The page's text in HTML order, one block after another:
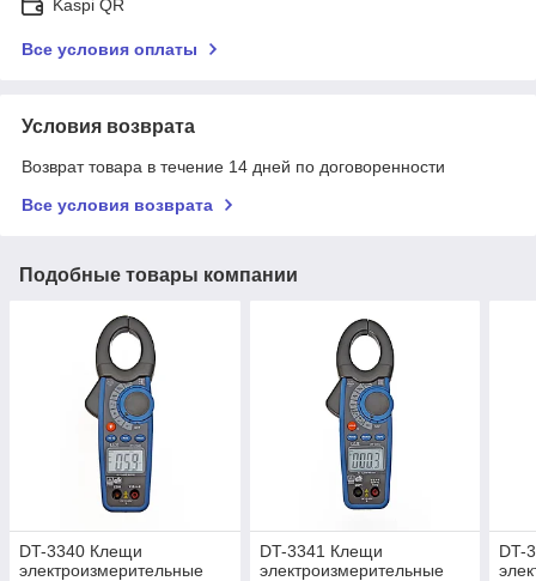
Kaspi QR
Все условия оплаты
Условия возврата
Возврат товара в течение 14 дней по договоренности
Все условия возврата
Подобные товары компании
DT-3340 Клещи
электроизмерительные
DT-3341 Клещи
электроизмерительные
DT-